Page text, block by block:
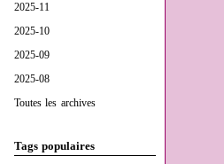
2025-11
2025-10
2025-09
2025-08
Toutes les archives
Tags populaires